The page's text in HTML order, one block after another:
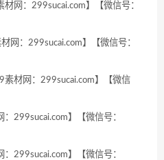
网：299sucai.com】【微信号：
网：299sucai.com】【微信号：
材网：299sucai.com】【微信
299sucai.com】【微信号：
299sucai.com】【微信号：